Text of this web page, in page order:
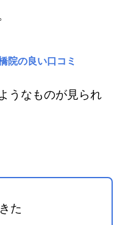
院​の良い口コミ
うなものが見られ
た